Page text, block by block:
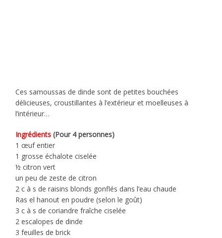
Ces samoussas de dinde sont de petites bouchées
délicieuses, croustillantes à l’extérieur et moelleuses à
l’intérieur…
Ingrédients (Pour 4 personnes)
1 œuf entier
1 grosse échalote ciselée
½ citron vert
un peu de zeste de citron
2 c à s de raisins blonds gonflés dans l’eau chaude
Ras el hanout en poudre (selon le goût)
3 c à s de coriandre fraîche ciselée
2 escalopes de dinde
3 feuilles de brick